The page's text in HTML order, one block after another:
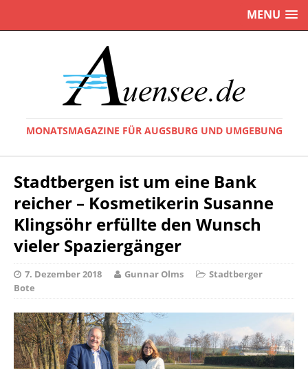
MENU
MONATSMAGAZINE FÜR AUGSBURG UND UMGEBUNG
Stadtbergen ist um eine Bank
reicher – Kosmetikerin Susanne
Klingsöhr erfüllte den Wunsch
vieler Spaziergänger
7. Dezember 2018 Gunnar Olms
Stadtberger
Bote